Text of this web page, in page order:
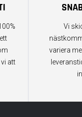
att
Vi
variera